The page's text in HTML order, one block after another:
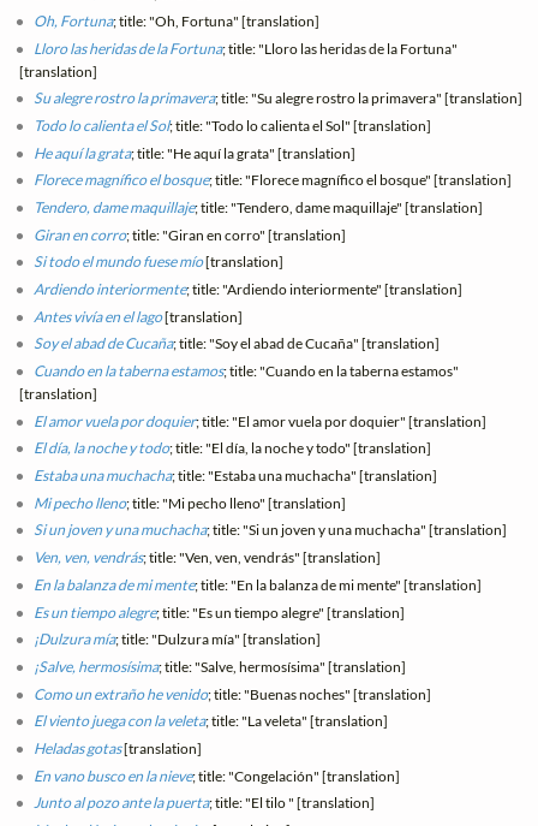
Oh, Fortuna; title: "Oh, Fortuna" [translation]
Lloro las heridas de la Fortuna; title: "Lloro las heridas de la Fortuna"
[translation]
Su alegre rostro la primavera; title: "Su alegre rostro la primavera" [translation]
Todo lo calienta el Sol; title: "Todo lo calienta el Sol" [translation]
He aquí la grata; title: "He aquí la grata" [translation]
Florece magnífico el bosque; title: "Florece magnífico el bosque" [translation]
Tendero, dame maquillaje; title: "Tendero, dame maquillaje" [translation]
Giran en corro; title: "Giran en corro" [translation]
Si todo el mundo fuese mío[translation]
Ardiendo interiormente; title: "Ardiendo interiormente" [translation]
Antes vivía en el lago[translation]
Soy el abad de Cucaña; title: "Soy el abad de Cucaña" [translation]
Cuando en la taberna estamos; title: "Cuando en la taberna estamos"
[translation]
El amor vuela por doquier; title: "El amor vuela por doquier" [translation]
El día, la noche y todo; title: "El día, la noche y todo" [translation]
Estaba una muchacha; title: "Estaba una muchacha" [translation]
Mi pecho lleno; title: "Mi pecho lleno" [translation]
Si un joven y una muchacha; title: "Si un joven y una muchacha" [translation]
Ven, ven, vendrás; title: "Ven, ven, vendrás" [translation]
En la balanza de mi mente; title: "En la balanza de mi mente" [translation]
Es un tiempo alegre; title: "Es un tiempo alegre" [translation]
¡Dulzura mía; title: "Dulzura mía" [translation]
¡Salve, hermosísima; title: "Salve, hermosísima" [translation]
Como un extraño he venido; title: "Buenas noches" [translation]
El viento juega con la veleta; title: "La veleta" [translation]
Heladas gotas[translation]
En vano busco en la nieve; title: "Congelación" [translation]
Junto al pozo ante la puerta; title: "El tilo " [translation]